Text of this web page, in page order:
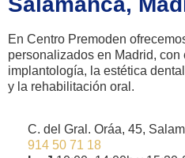
En Centro Premoden
personalizados en Madrid,
implantología, la estética
y la rehabilitación oral.
C. del Gral. Oráa, 45,
914 50 71 18